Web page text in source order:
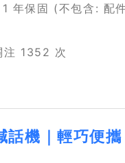
1 年保固 (不包含: 配
注 1352 次
機｜輕巧便攜